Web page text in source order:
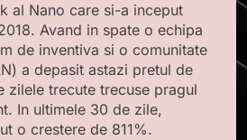
al Nano care si-a inceput
Avand in spate o echipa
de inventiva si o comunitate
a depasit astazi pretul de
zilele trecute trecuse pragul
In ultimele 30 de zile,
o crestere de 811%.